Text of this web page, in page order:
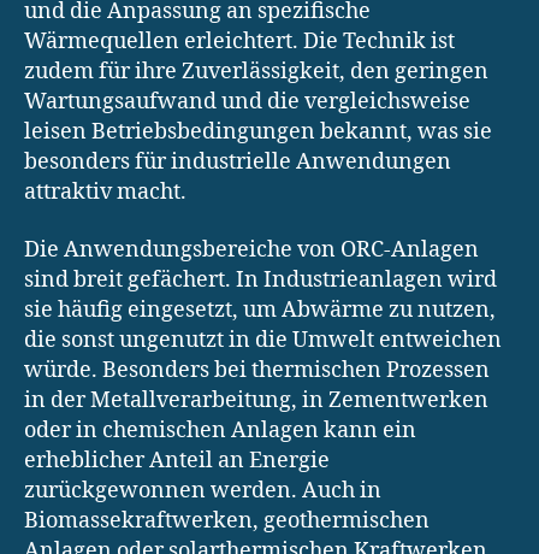
und die Anpassung an spezifische
Wärmequellen erleichtert. Die Technik ist
zudem für ihre Zuverlässigkeit, den geringen
Wartungsaufwand und die vergleichsweise
leisen Betriebsbedingungen bekannt, was sie
besonders für industrielle Anwendungen
attraktiv macht.
Die Anwendungsbereiche von ORC-Anlagen
sind breit gefächert. In Industrieanlagen wird
sie häufig eingesetzt, um Abwärme zu nutzen,
die sonst ungenutzt in die Umwelt entweichen
würde. Besonders bei thermischen Prozessen
in der Metallverarbeitung, in Zementwerken
oder in chemischen Anlagen kann ein
erheblicher Anteil an Energie
zurückgewonnen werden. Auch in
Biomassekraftwerken, geothermischen